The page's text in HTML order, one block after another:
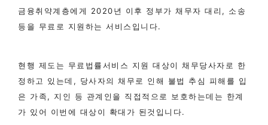
금융취약계층에게 2020년 이후 정부가 채무자 대리, 소송
등을 무료로 지원하는 서비스입니다.
현행 제도는 무료법률서비스 지원 대상이 채무당사자로 한
정하고 있는데, 당사자의 채무로 인해 불법 추심 피해를 입
은 가족, 지인 등 관계인을 직접적으로 보호하는데는 한계
가 있어 이번에 대상이 확대가 된것입니다.